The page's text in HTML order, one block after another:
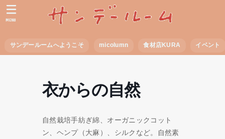
サンデールームへようこそ micolumn 食材店KURA イベント
MENU
衣からの自然
自然栽培手紡ぎ綿、オーガニックコット
ン、ヘンプ（大麻）、シルクなど。自然素